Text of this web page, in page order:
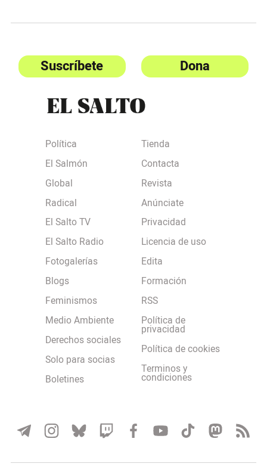
Suscríbete Dona
Política
El Salmón
Global
Radical
El Salto TV
El Salto Radio
Fotogalerías
Blogs
Feminismos
Medio Ambiente
Derechos sociales
Solo para socias
Boletines
Tienda
Contacta
Revista
Anúnciate
Privacidad
Licencia de uso
Edita
Formación
RSS
Política de
privacidad
Política de cookies
Terminos y
condiciones